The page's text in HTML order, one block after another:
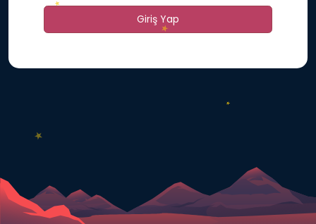
Giriş Yap